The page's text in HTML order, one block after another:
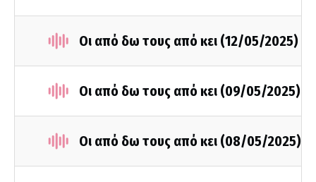
Οι από δω τους από κει (12/05/2025)
Οι από δω τους από κει (09/05/2025)
Οι από δω τους από κει (08/05/2025)